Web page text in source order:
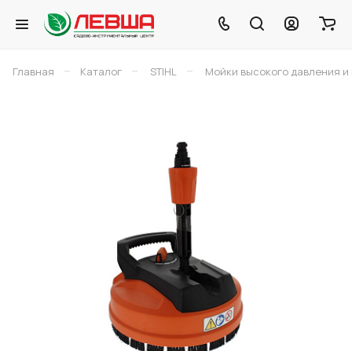
Главная – Каталог – STIHL – Мойки высокого давления